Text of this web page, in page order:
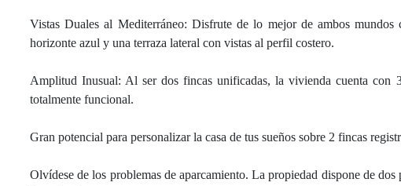
Vistas Duales al Mediterráneo: Disfrute de lo mejor de ambos
horizonte azul y una terraza lateral con vistas al perfil costero.
Amplitud Inusual: Al ser dos fincas unificadas, la vivienda cuenta con
totalmente funcional.
Gran potencial para personalizar la casa de tus sueños sobre 2 fincas
Olvídese de los problemas de aparcamiento. La propiedad dispone de